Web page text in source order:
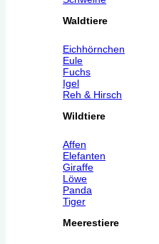
Waldtiere
Eichhörnchen
Eule
Fuchs
Igel
Reh & Hirsch
Wildtiere
Affen
Elefanten
Giraffe
Löwe
Panda
Tiger
Meerestiere